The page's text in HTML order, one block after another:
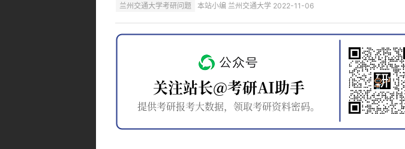
兰州交通大学考研问题 本站小编 兰州交通大学 2022-11-06